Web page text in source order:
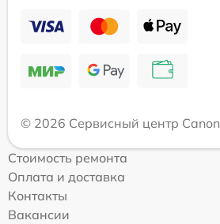
© 2026 Сервисный центр Canon
Стоимость ремонта
Оплата и доставка
Контакты
Вакансии